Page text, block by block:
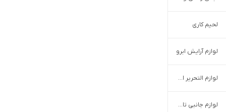
لحیم کاری
لوازم آرایش ابرو
لوازم التحریر اداری
لوازم جانبی تابلو LED